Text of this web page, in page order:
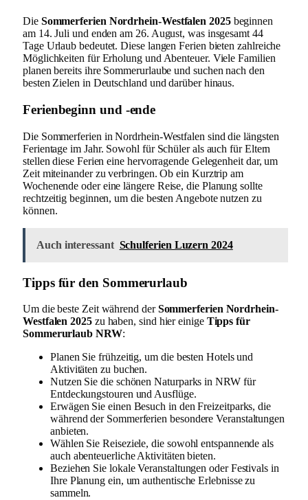
Die Sommerferien Nordrhein-Westfalen 2025beginnen
am 14. Juli und enden am 26. August, was insgesamt 44
Tage Urlaub bedeutet. Diese langen Ferien bieten zahlreiche
Möglichkeiten für Erholung und Abenteuer. Viele Familien
planen bereits ihre Sommerurlaube und suchen nach den
besten Zielen in Deutschland und darüber hinaus.
Ferienbeginn und -ende
Die Sommerferien in Nordrhein-Westfalen sind die längsten
Ferientage im Jahr. Sowohl für Schüler als auch für Eltern
stellen diese Ferien eine hervorragende Gelegenheit dar, um
Zeit miteinander zu verbringen. Ob ein Kurztrip am
Wochenende oder eine längere Reise, die Planung sollte
rechtzeitig beginnen, um die besten Angebote nutzen zu
können.
Auch interessant Schulferien Luzern 2024
Tipps für den Sommerurlaub
Um die beste Zeit während derSommerferien Nordrhein-
Westfalen 2025zu haben, sind hier einige Tipps für
Sommerurlaub NRW:
Planen Sie frühzeitig, um die besten Hotels und
Aktivitäten zu buchen.
Nutzen Sie die schönen Naturparks in NRW für
Entdeckungstouren und Ausflüge.
Erwägen Sie einen Besuch in den Freizeitparks, die
während der Sommerferien besondere Veranstaltungen
anbieten.
Wählen Sie Reiseziele, die sowohl entspannende als
auch abenteuerliche Aktivitäten bieten.
Beziehen Sie lokale Veranstaltungen oder Festivals in
Ihre Planung ein, um authentische Erlebnisse zu
sammeln.